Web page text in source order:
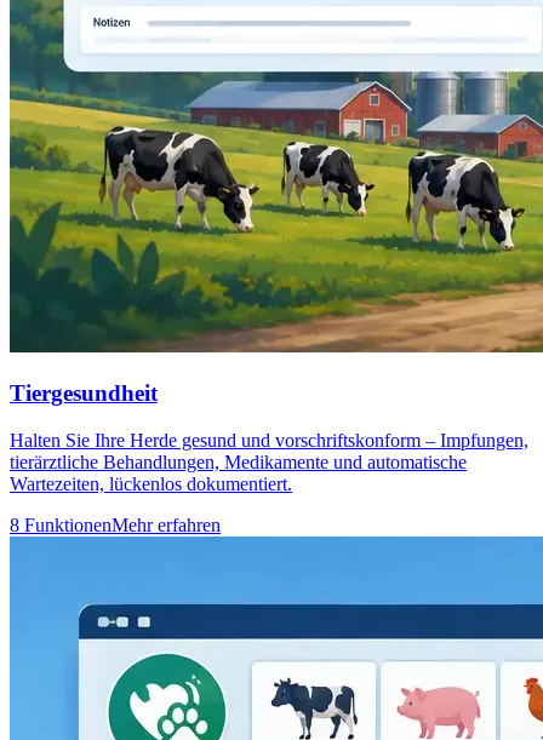
Tiergesundheit
Halten Sie Ihre Herde gesund und vorschriftskonform – Impfungen,
tierärztliche Behandlungen, Medikamente und automatische
Wartezeiten, lückenlos dokumentiert.
8 FunktionenMehr erfahren